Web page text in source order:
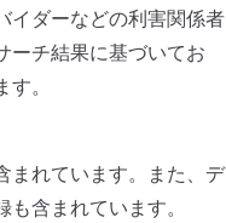
イダーなどの利害関係者
ーチ結果に基づいてお
。
まれています。また、デ
含まれています。